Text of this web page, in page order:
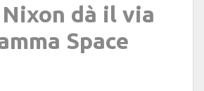
dà il via
Space